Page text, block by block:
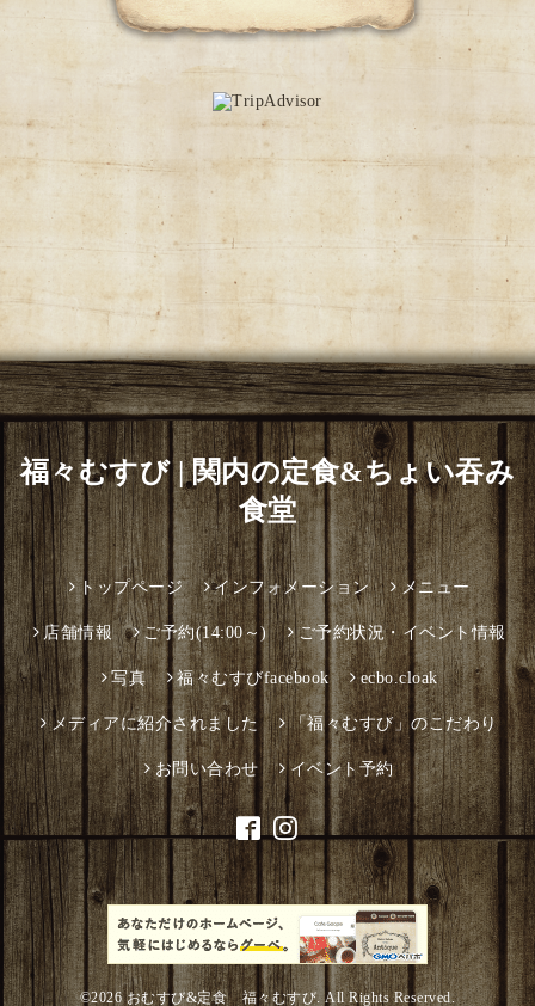
福々むすび | 関内の定食&ちょい吞み
食堂
トップページ インフォメーション メニュー
店舗情報 ご予約(14:00～) ご予約状況・イベント情報
写真 福々むすびfacebook ecbo.cloak
メディアに紹介されました 「福々むすび」のこだわり
お問い合わせ イベント予約
©2026おむすび&定食 福々むすび. All Rights Reserved.